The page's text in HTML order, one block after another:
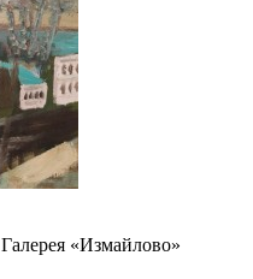
Галерея «Измайлово»